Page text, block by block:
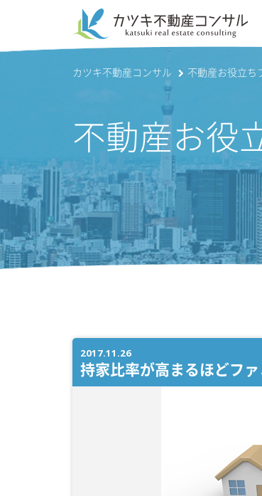
カツキ不動産コンサル 不動産お役立ち
不動産お役
2017.11.26
持家比率が高まるほどフ